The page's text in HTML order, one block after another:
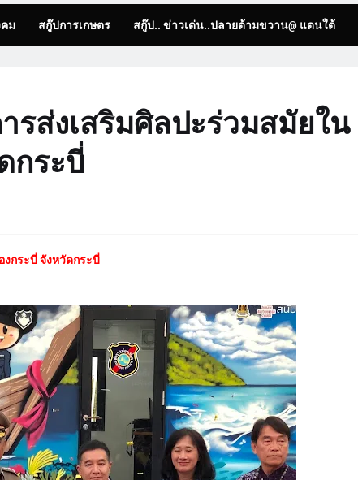
ม สกู๊ปการเกษตร สกู๊ป.. ข่าวเด่น..ปลายด้ามขวาน@ แดนใต้
รส่งเสริมศิลปะร่วมสมัยใน
กระบี่
กระบี่ จังหวัดกระบี่